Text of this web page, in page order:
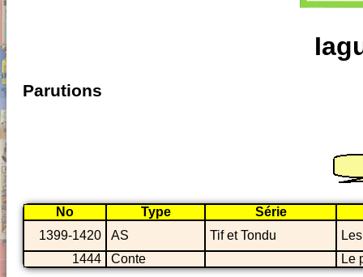
Parutions
No Type
Série
1399-1420
AS Tif et Tondu
1444
Conte Le